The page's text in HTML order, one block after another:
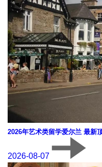
2026年艺术类留学爱尔兰 最新
2026-08-07